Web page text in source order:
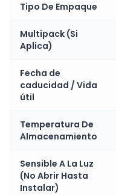
Tipo De Empaque
Multipack (Si
Aplica)
Fecha de
caducidad / Vida
útil
Temperatura De
Almacenamiento
Sensible A La Luz
(No Abrir Hasta
Instalar)